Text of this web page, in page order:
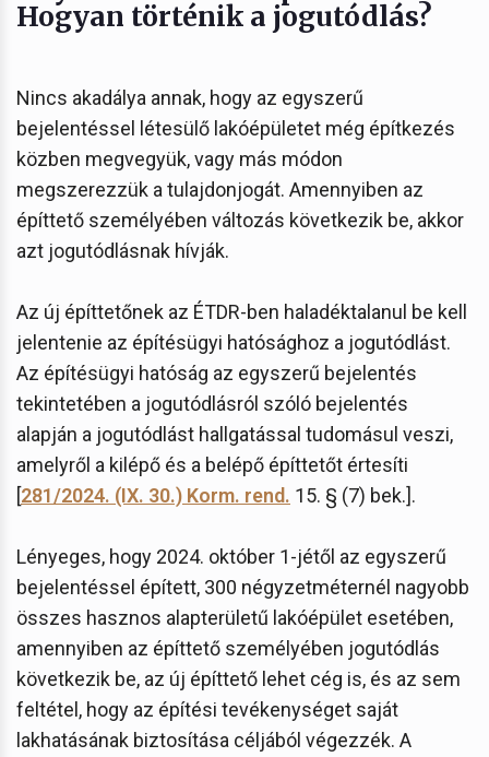
Hogyan történik a jogutódlás?
Nincs akadálya annak, hogy az egyszerű
bejelentéssel létesülő lakóépületet még építkezés
közben megvegyük, vagy más módon
megszerezzük a tulajdonjogát. Amennyiben az
építtető személyében változás következik be, akkor
azt jogutódlásnak hívják.
Az új építtetőnek az ÉTDR-ben haladéktalanul be kell
jelentenie az építésügyi hatósághoz a jogutódlást.
Az építésügyi hatóság az egyszerű bejelentés
tekintetében a jogutódlásról szóló bejelentés
alapján a jogutódlást hallgatással tudomásul veszi,
amelyről a kilépő és a belépő építtetőt értesíti
[281/2024. (IX. 30.) Korm. rend. 15. § (7) bek.].
Lényeges, hogy 2024. október 1-jétől az egyszerű
bejelentéssel épített, 300 négyzetméternél nagyobb
összes hasznos alapterületű lakóépület esetében,
amennyiben az építtető személyében jogutódlás
következik be, az új építtető lehet cég is, és az sem
feltétel, hogy az építési tevékenységet saját
lakhatásának biztosítása céljából végezzék. A